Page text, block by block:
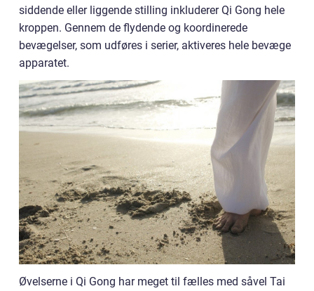
siddende eller liggende stilling inkluderer Qi Gong hele
kroppen. Gennem de flydende og koordinerede
bevægelser, som udføres i serier, aktiveres hele bevæge
apparatet.
Øvelserne i Qi Gong har meget til fælles med såvel Tai